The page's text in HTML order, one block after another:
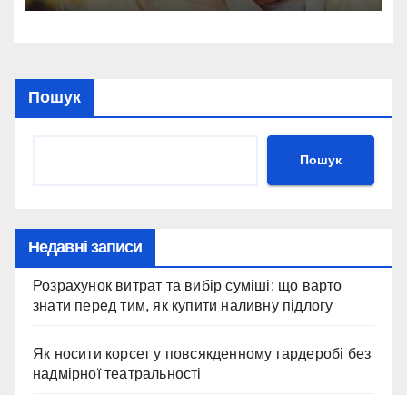
Пошук
Пошук
Недавні записи
Розрахунок витрат та вибір суміші: що варто
знати перед тим, як купити наливну підлогу
Як носити корсет у повсякденному гардеробі без
надмірної театральності